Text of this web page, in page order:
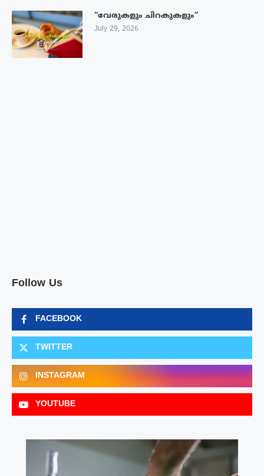
“വേരുകളും ചിറകുകളും”
July 29, 2026
Follow Us
FACEBOOK
TWITTER
INSTAGRAM
YOUTUBE